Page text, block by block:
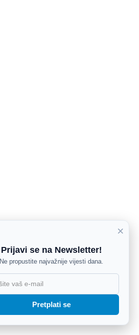
×
Prijavi se na Newsletter!
Ne propustite najvažnije vijesti dana.
Pretplati se